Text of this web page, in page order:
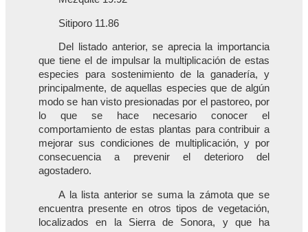
Sitiporo 11.86
Del listado anterior, se aprecia la importancia
que tiene el de impulsar la multiplicación de estas
especies para sostenimiento de la ganadería, y
principalmente, de aquellas especies que de algún
modo se han visto presionadas por el pastoreo, por
lo que se hace necesario conocer el
comportamiento de estas plantas para contribuir a
mejorar sus condiciones de multiplicación, y por
consecuencia a prevenir el deterioro del
agostadero.
A la lista anterior se suma la zámota que se
encuentra presente en otros tipos de vegetación,
localizados en la Sierra de Sonora, y que ha